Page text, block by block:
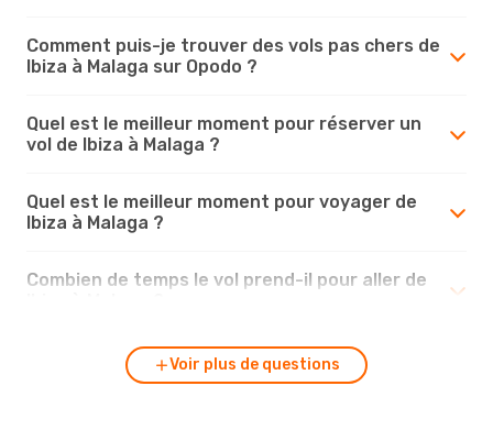
Comment puis-je trouver des vols pas chers de
Ibiza à Malaga sur Opodo ?
Quel est le meilleur moment pour réserver un
vol de Ibiza à Malaga ?
Quel est le meilleur moment pour voyager de
Ibiza à Malaga ?
Combien de temps le vol prend-il pour aller de
Voir plus de questions